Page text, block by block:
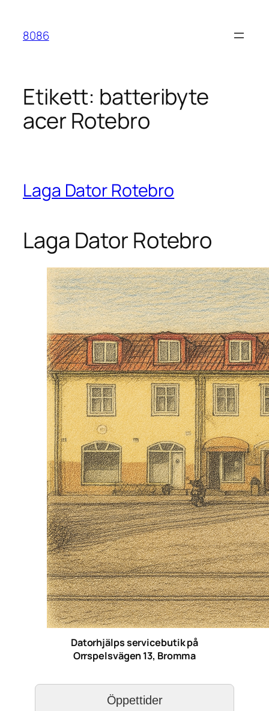
innehåll
8086
Etikett: batteribyte
acer Rotebro
Laga Dator Rotebro
Laga Dator Rotebro
Datorhjälps servicebutik på
Orrspelsvägen 13, Bromma
Öppettider